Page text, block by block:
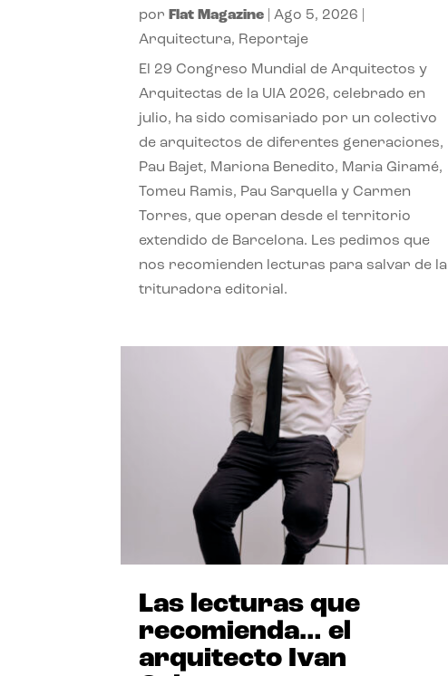
por Flat Magazine |Ago 5, 2026
Arquitectura, Reportaje
El 29 Congreso Mundial de Arquitectos y
Arquitectas de la UIA 2026, celebrado en
julio, ha sido comisariado por un colectivo
de arquitectos de diferentes generaciones,
Pau Bajet, Mariona Benedito, Maria Giramé,
Tomeu Ramis, Pau Sarquella y Carmen
Torres, que operan desde el territorio
extendido de Barcelona. Les pedimos que
nos recomienden lecturas para salvar de la
trituradora editorial.
Las lecturas que
recomienda… el
arquitecto Ivan